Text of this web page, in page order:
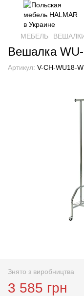
МЕБЕЛЬ
Вешалка
Артикул: V-CH-WU18-
Знято з виробництва
3 585 грн